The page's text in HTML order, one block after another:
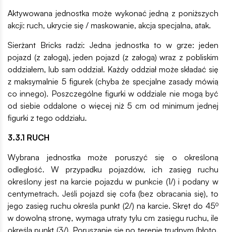
Aktywowana jednostka może wykonać jedną z poniższych
akcji: ruch, ukrycie się / maskowanie, akcja specjalna, atak.
Sierżant Bricks radzi: Jedna jednostka to w grze: jeden
pojazd (z załogą), jeden pojazd (z załogą) wraz z pobliskim
oddziałem, lub sam oddział. Każdy oddział może składać się
z maksymalnie 5 figurek (chyba że specjalne zasady mówią
co innego). Poszczególne figurki w oddziale nie mogą być
od siebie oddalone o więcej niż 5 cm od minimum jednej
figurki z tego oddziału.
3.3.1 RUCH
Wybrana jednostka może poruszyć się o określoną
odległość. W przypadku pojazdów, ich zasięg ruchu
określony jest na karcie pojazdu w punkcie (1/) i podany w
centymetrach. Jeśli pojazd się cofa (bez obracania się), to
jego zasięg ruchu określa punkt (2/) na karcie. Skręt do 45⁰
w dowolną stronę, wymaga utraty tylu cm zasięgu ruchu, ile